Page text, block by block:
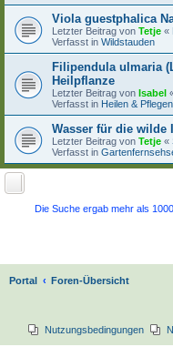
Viola guestphalica
Letzter Beitrag von Tetje «
Verfasst in Wildstauden
Filipendula ulmaria
Heilpflanze
Letzter Beitrag von Isabel
Verfasst in Heilen &
Wasser für die wilde
Letzter Beitrag von Tetje «
Verfasst in
Die Suche ergab mehr als
Portal Foren-Übersicht
Nutzungsbedingungen